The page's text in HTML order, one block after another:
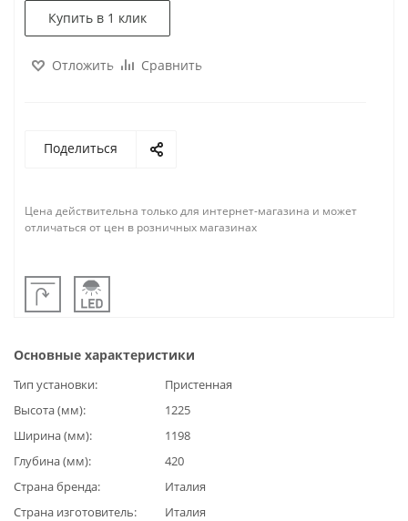
Купить в 1 клик
Отложить Сравнить
Поделиться
Цена действительна только для интернет-магазина и может
отличаться от цен в розничных магазинах
Основные характеристики
Тип установки
Пристенная
Высота (мм)
1225
Ширина (мм)
1198
Глубина (мм)
420
Страна бренда
Италия
Страна изготовитель
Италия